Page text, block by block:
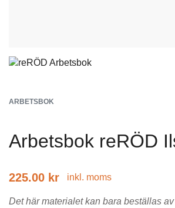
ARBETSBOK
Arbetsbok reRÖD
225.00 kr inkl. moms
Det här materialet kan bara beställas